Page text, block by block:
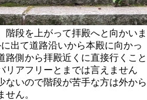
階段を上がって拝殿へと向かいま
出て道路沿いから本殿に向かっ
路側から拝殿近くに直接行くこと
リアフリーとまでは言えません
ないので階段が苦手な方は外から
ん。